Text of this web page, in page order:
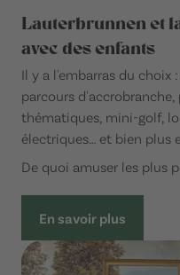
Lauterbrunnen et
avec des enfants
Il y a l'embarras du choix
parcours
thématiques, mini-golf,
électriques… et bien plus
De quoi amuser les plus
En savoir plus